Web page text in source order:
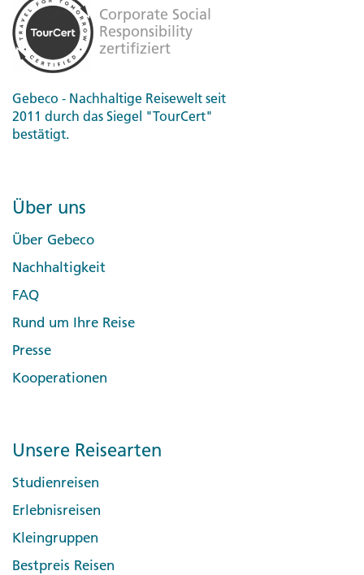
Gebeco - Nachhaltige Reisewelt seit
2011 durch das Siegel "TourCert"
bestätigt.
Über uns
Über Gebeco
Nachhaltigkeit
FAQ
Rund um Ihre Reise
Presse
Kooperationen
Unsere Reisearten
Studienreisen
Erlebnisreisen
Kleingruppen
Bestpreis Reisen